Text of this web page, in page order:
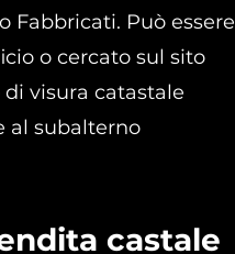
Fabbricati. Può essere
o cercato sul sito
visura catastale
al subalterno
castale